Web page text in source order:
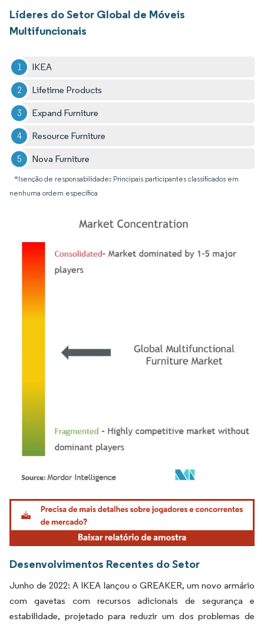
Líderes do Setor Global de Móveis
Multifuncionais
IKEA
Lifetime Products
Expand Furniture
Resource Furniture
Nova Furniture
*Isenção de responsabilidade: Principais participantes classificados em
nenhuma ordem específica
Imagem © Mordor Intelligence. O reuso requer atribuição conforme CC BY 4.0.
Desenvolvimentos Recentes do Setor
Junho de 2022: A IKEA lançou o GREAKER, um novo armário
com gavetas com recursos adicionais de segurança e
estabilidade, projetado para reduzir um dos problemas de